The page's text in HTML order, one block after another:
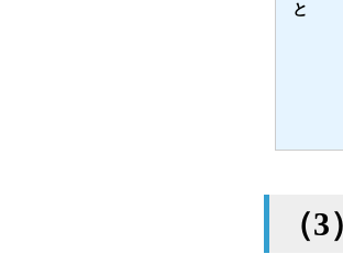
と
（